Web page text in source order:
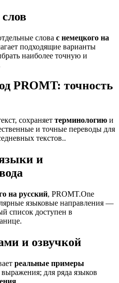
слова с немецкого на
подходящие варианты
наиболее точную и
PROMT: точность
сохраняет терминологию и
и точные переводы для
текстов..
и
на русский, PROMT.One
языковые направления —
список доступен в
и озвучкой
реальные примеры
для ряда языков